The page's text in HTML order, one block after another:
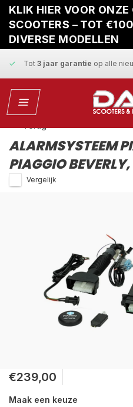
KLIK HIER VOOR
SCOOTERS – TOT
DIVERSE MODELLEN
Gratis ophaalservicebij
Snelle leveringen vaste
Tot 3 jaar garantie op alle
Gratis ophaalservicebij
ALARMSYSTEEM
PIAGGIO
Vergelijk
€239,00
Maak een keuze